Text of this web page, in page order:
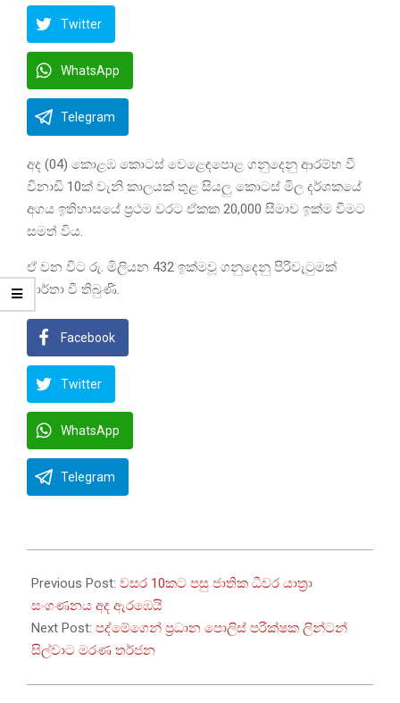
Twitter
WhatsApp
Telegram
අද (04) කොළඹ කොටස් වෙළෙඳපොළ ගනුදෙනු ආරම්භ වී
විනාඩි 10ක් වැනි කාලයක් තුළ සියලු කොටස් මිල දර්ශකයේ
අගය ඉතිහාසයේ ප්‍රථම වරට ඒකක 20,000 සීමාව ඉක්ම වීමට
සමත් විය.
ඒ වන විට රු. මිලියන 432 ඉක්මවූ ගනුදෙනු පිරිවැටුමක්
වාර්තා වී තිබුණි.
Facebook
Twitter
WhatsApp
Telegram
08-
04
Previous Post: වසර 10කට පසු ජාතික ධීවර යාත්‍රා
සංගණනය අද ඇරඹෙයි
Next Post: පද්මේගෙන් ප්‍රධාන පොලිස් පරීක්ෂක ලින්ටන්
සිල්වාට මරණ තර්ජන